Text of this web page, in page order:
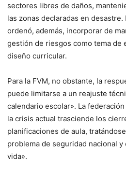
sectores libres de daños,
las zonas declaradas en
ordenó, además, incorporar de
gestión de riesgos como tema de
diseño curricular.
Para la FVM, no obstante, la
puede limitarse a un reajuste
calendario escolar». La
la crisis actual trasciende los
planificaciones de aula,
problema de seguridad nacional
vida».